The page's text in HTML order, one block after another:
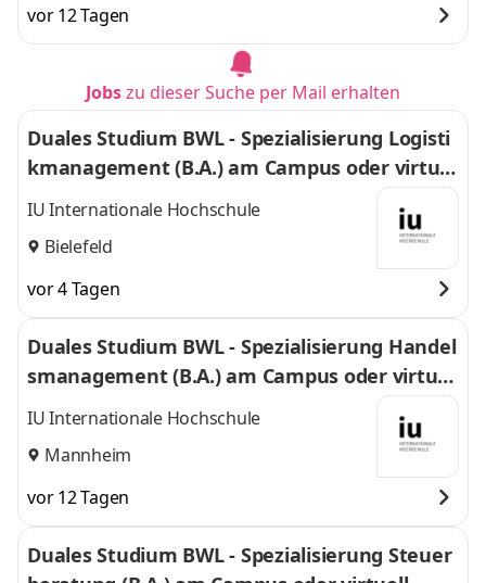
vor 12 Tagen
Jobszu dieser Suche per Mail erhalten
Duales Studium BWL - Spezialisierung Logisti
kmanagement (B.A.) am Campus oder virtuel
l
IU Internationale Hochschule
Bielefeld
vor 4 Tagen
Duales Studium BWL - Spezialisierung Handel
smanagement (B.A.) am Campus oder virtuel
l
IU Internationale Hochschule
Mannheim
vor 12 Tagen
Duales Studium BWL - Spezialisierung Steuer